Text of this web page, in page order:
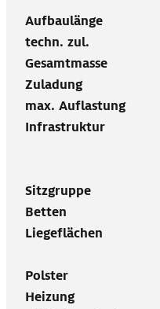
Aufbaulänge
techn. zul.
Gesamtmasse
Zuladung
max. Auflastung
Infrastruktur
Sitzgruppe
Betten
Liegeflächen
Polster
Heizung